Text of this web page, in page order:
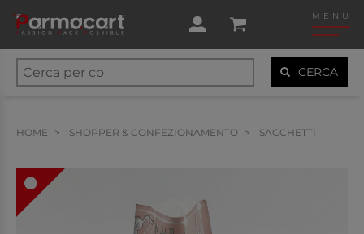
MENU
CERCA
HOME SHOPPER & CONFEZIONAMENTO SACCHETTI